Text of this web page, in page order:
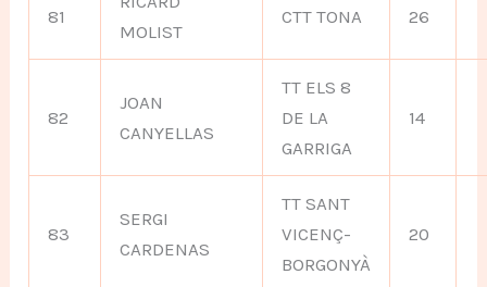
81
MOLIST
CTT TONA 26
82
JOAN
CANYELLAS
TT ELS 8
DE LA
GARRIGA
14
83
SERGI
CARDENAS
TT SANT
VICENÇ-
BORGONYÀ
20